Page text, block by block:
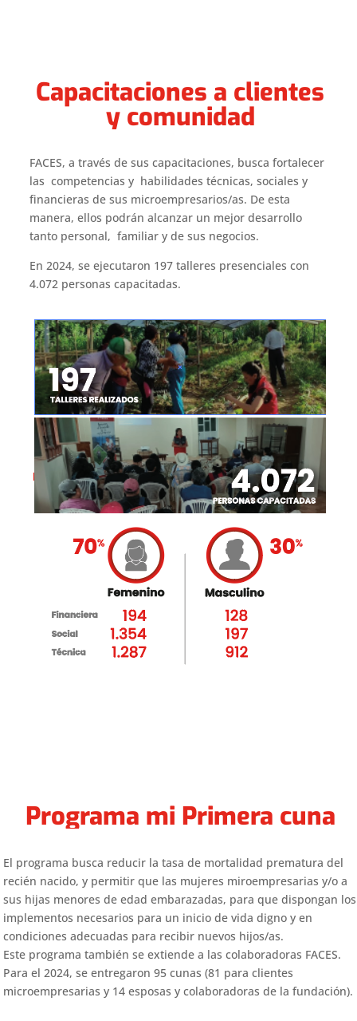
Capacitaciones a clientes
y comunidad
FACES, a través de sus capacitaciones, busca fortalecer
las competencias y habilidades técnicas, sociales y
financieras de sus microempresarios/as. De esta
manera, ellos podrán alcanzar un mejor desarrollo
tanto personal, familiar y de sus negocios.
En 2024, se ejecutaron 197 talleres presenciales con
4.072 personas capacitadas.
Programa mi Primera cuna
El programa busca reducir la tasa de mortalidad prematura del
recién nacido, y permitir que las mujeres miroempresarias y/o a
sus hijas menores de edad embarazadas, para que dispongan los
implementos necesarios para un inicio de vida digno y en
condiciones adecuadas para recibir nuevos hijos/as.
Este programa también se extiende a las colaboradoras FACES.
Para el 2024, se entregaron 95 cunas (81 para clientes
microempresarias y 14 esposas y colaboradoras de la fundación).